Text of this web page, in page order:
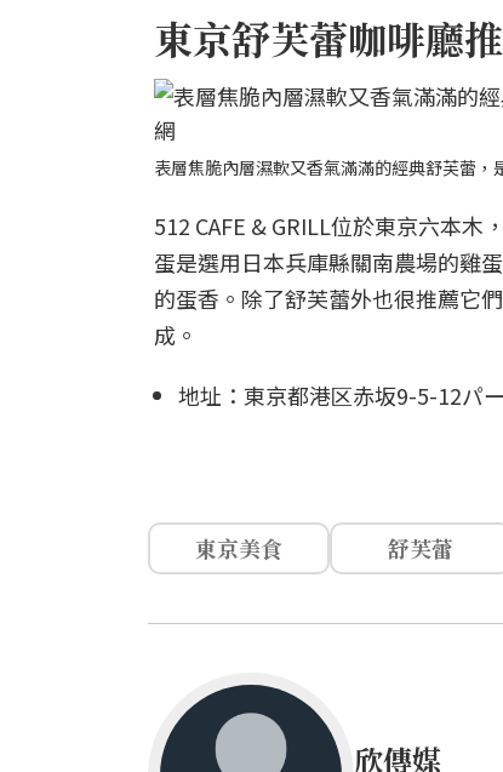
東京舒芙蕾咖啡廳
表層焦脆內層濕軟又香氣滿滿的經典舒芙蕾
512 CAFE & GRILL位於東京六本
蛋是選用日本兵庫縣關南農場的雞
的蛋香。除了舒芙蕾外也很推薦它
成。
地址：東京都港区赤坂9-5-12パ
東京美食 舒芙蕾
欣傳媒